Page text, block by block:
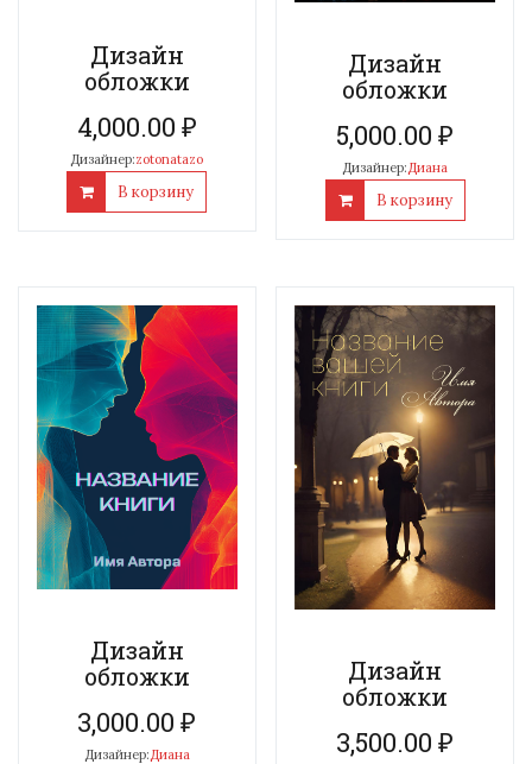
Дизайн
обложки
4,000.00 ₽
Дизайнер:zotonatazo
В корзину
Дизайн
обложки
5,000.00₽
Дизайнер:Диана
В корзину
Дизайн
обложки
3,000.00₽
Дизайнер: Диана
Дизайн
обложки
3,500.00₽